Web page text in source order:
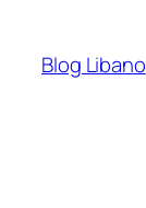
Blog Libano